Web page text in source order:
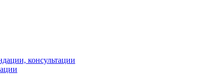
консультации